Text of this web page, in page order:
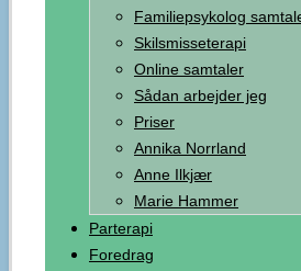
Familiepsykolog
Skilsmisseterapi
Online samtaler
Sådan arbejder jeg
Priser
Annika Norrland
Anne Ilkjær
Marie Hammer
Parterapi
Foredrag